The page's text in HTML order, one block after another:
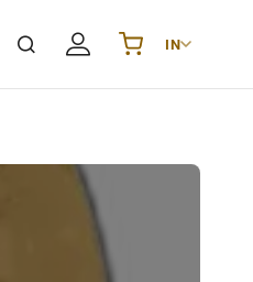
IN
UA Українська